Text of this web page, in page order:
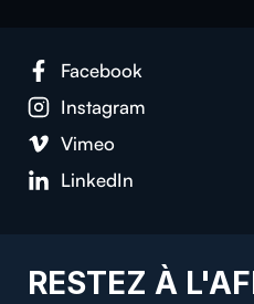
Facebook
Instagram
Vimeo
LinkedIn
RESTEZ À